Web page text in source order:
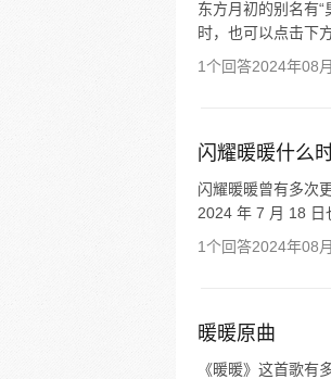
东方月初的别名有“
时，也可以点击下
1个回答2024年08
闪耀暖暖什么
闪耀暖暖曾有多次
2024 年 7 月 18 日
1个回答2024年08
暖暖原曲
《暖暖》这首歌有